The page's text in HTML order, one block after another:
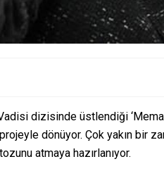
dizisinde üstlendiği
dönüyor. Çok yakın bir
atmaya hazırlanıyor.